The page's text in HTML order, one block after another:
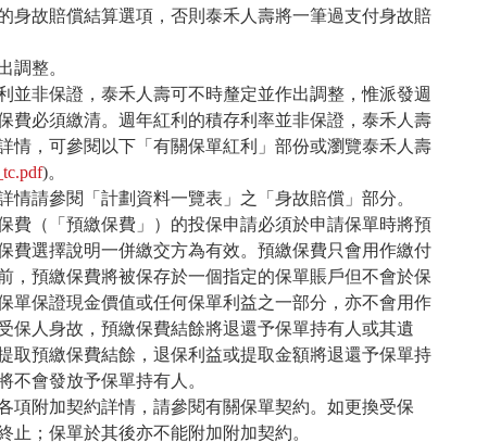
身故賠償結算選項，否則泰禾人壽將一筆過支付身故賠
調整。
並非保證，泰禾人壽可不時釐定並作出調整，惟派發週
費必須繳清。週年紅利的積存利率並非保證，泰禾人壽
情，可參閱以下「有關保單紅利」部份或瀏覽泰禾人壽
)。
請參閱「計劃資料一覽表」之「身故賠償」部分。
費（「預繳保費」）的投保申請必須於申請保單時將預
費選擇說明一併繳交方為有效。預繳保費只會用作繳付
，預繳保費將被保存於一個指定的保單賬戶但不會於保
單保證現金價值或任何保單利益之一部分，亦不會用作
保人身故，預繳保費結餘將退還予保單持有人或其遺
取預繳保費結餘，退保利益或提取金額將退還予保單持
不會發放予保單持有人。
項附加契約詳情，請參閱有關保單契約。如更換受保
止；保單於其後亦不能附加附加契約。